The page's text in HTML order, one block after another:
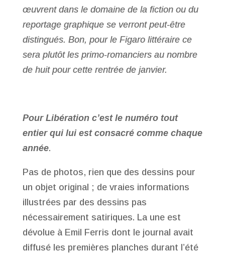
œuvrent dans le domaine de la fiction ou du
reportage graphique se verront peut-être
distingués. Bon, pour le Figaro littéraire ce
sera plutôt les primo-romanciers au nombre
de huit pour cette rentrée de janvier.
Pour Libération c’est le numéro tout
entier qui lui est consacré comme chaque
année.
Pas de photos, rien que des dessins pour
un objet original ; de vraies informations
illustrées par des dessins pas
nécessairement satiriques. La une est
dévolue à Emil Ferris dont le journal avait
diffusé les premières planches durant l’été